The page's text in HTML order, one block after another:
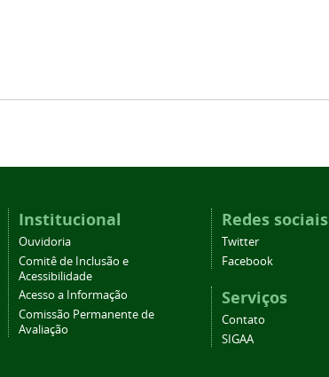
Institucional
Ouvidoria
Comitê de Inclusão e
Acessibilidade
Acesso a Informação
Comissão Permanente de
Avaliação
Redes sociais
Twitter
Facebook
Serviços
Contato
SIGAA